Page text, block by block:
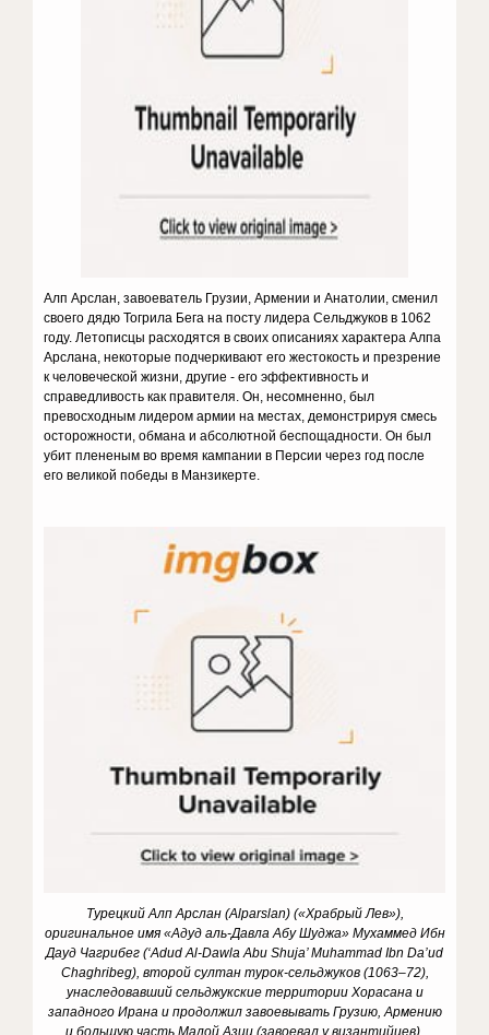
Алп Арслан, завоеватель Грузии, Армении и Анатолии, сменил
своего дядю Тогрила Бега на посту лидера Сельджуков в 1062
году. Летописцы расходятся в своих описаниях характера Алпа
Арслана, некоторые подчеркивают его жестокость и презрение
к человеческой жизни, другие - его эффективность и
справедливость как правителя. Он, несомненно, был
превосходным лидером армии на местах, демонстрируя смесь
осторожности, обмана и абсолютной беспощадности. Он был
убит плененым во время кампании в Персии через год после
его великой победы в Манзикерте.
Турецкий Алп Арслан (Alparslan) («Храбрый Лев»),
оригинальное имя «Адуд аль-Давла Абу Шуджа» Мухаммед Ибн
Дауд Чагрибег (‘Adud Al-Dawla Abu Shuja’ Muhammad Ibn Da’ud
Chaghribeg), второй султан турок-сельджуков (1063–72),
унаследовавший сельджукские территории Хорасана и
западного Ирана и продолжил завоевывать Грузию, Армению
и большую часть Малой Азии (завоевал у византийцев).